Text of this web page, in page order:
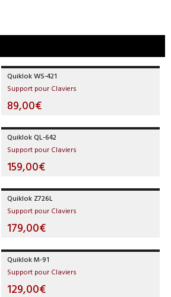
Quiklok WS-421
Support pour Claviers
89,00€
Quiklok QL-642
Support pour Claviers
159,00€
Quiklok Z726L
Support pour Claviers
179,00€
Quiklok M-91
Support pour Claviers
129,00€